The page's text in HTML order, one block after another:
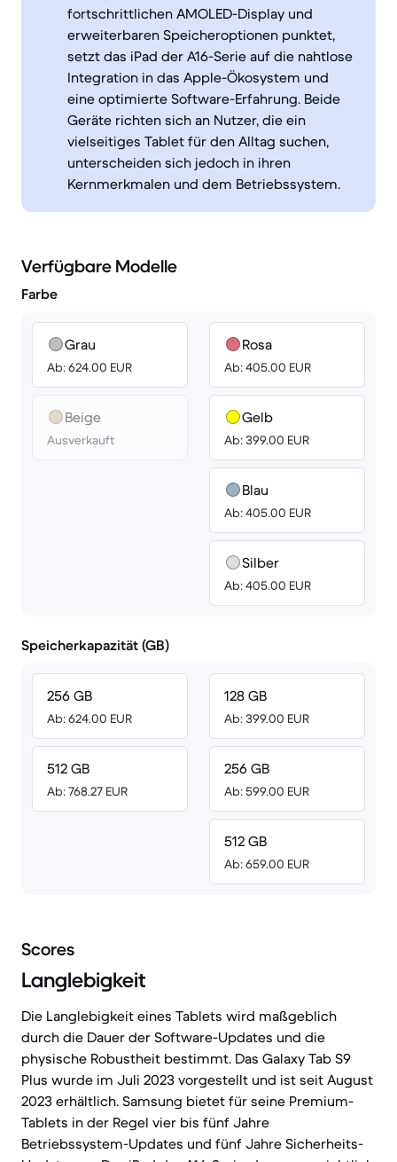
fortschrittlichen AMOLED-Display und
erweiterbaren Speicheroptionen punktet,
setzt das iPad der A16-Serie auf die nahtlose
Integration in das Apple-Ökosystem und
eine optimierte Software-Erfahrung. Beide
Geräte richten sich an Nutzer, die ein
vielseitiges Tablet für den Alltag suchen,
unterscheiden sich jedoch in ihren
Kernmerkmalen und dem Betriebssystem.
Verfügbare Modelle
Farbe
Grau
Ab: 624.00 EUR
Beige
Ausverkauft
Rosa
Ab: 405.00 EUR
Gelb
Ab: 399.00 EUR
Blau
Ab: 405.00 EUR
Silber
Ab: 405.00 EUR
Speicherkapazität (GB)
256 GB
Ab: 624.00 EUR
512 GB
Ab: 768.27 EUR
128 GB
Ab: 399.00 EUR
256 GB
Ab: 599.00 EUR
512 GB
Ab: 659.00 EUR
Scores
Langlebigkeit
Die Langlebigkeit eines Tablets wird maßgeblich
durch die Dauer der Software-Updates und die
physische Robustheit bestimmt. Das Galaxy Tab S9
Plus wurde im Juli 2023 vorgestellt und ist seit August
2023 erhältlich. Samsung bietet für seine Premium-
Tablets in der Regel vier bis fünf Jahre
Betriebssystem-Updates und fünf Jahre Sicherheits-